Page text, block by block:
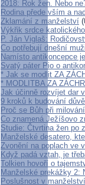
2018: Rok žen. Nebo
Rodina přede vším a
Zklamání z manželství
Výkřik srdce
P. Ján Viglaš:
Co potřebují dnešní
Namísto antikoncepce
Svatý páter Pio o
* Jak se modlit ZA
* MODLITBA ZA
Jak účinně rozvíjet dar
9 kroků k budování
Proč se Bůh při
Co znamená Ježíšovo
Studie: Čtvrtina žen po
Manželské desatero,
Zvonění na poplach ve
Když padá vztah, je
Tolkien hovoří o
Manželské prekážky 2:
Poslušnost v manželství